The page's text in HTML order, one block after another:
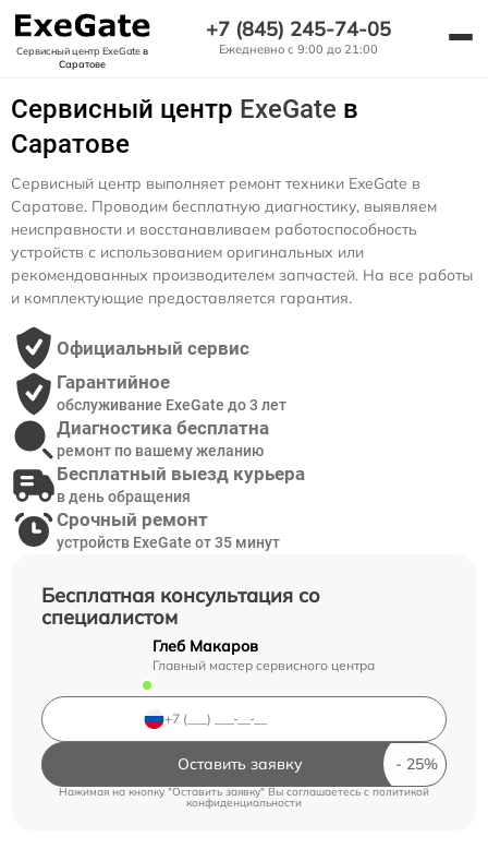
Сервисный центр ExeGateв
Саратове
+7 (845) 245-74-05
Ежедневно с 9:00 до 21:00
Сервисный центр ExeGate в
Саратове
Бесплатная консультация со
специалистом
Глеб Макаров
Главный мастер сервисного центра
Оставить заявку
Нажимая на кнопку "Оставить заявку" Вы соглашаетесь cполитикой
конфиденциальности
Сервисный центр выполняет ремонт техники ExeGate в
Саратове. Проводим бесплатную диагностику, выявляем
неисправности и восстанавливаем работоспособность
устройств с использованием оригинальных или
рекомендованных производителем запчастей. На все работы
и комплектующие предоставляется гарантия.
Официальный сервис
Гарантийное
обслуживание ExeGate до 3 лет
Диагностика бесплатна
ремонт по вашему желанию
Бесплатный выезд курьера
в день обращения
Срочный ремонт
устройств ExeGate от 35 минут